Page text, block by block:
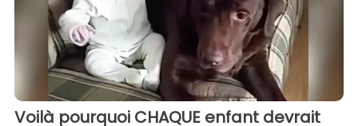
Voilà pourquoi CHAQUE enfant devrait